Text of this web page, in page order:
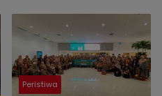
hingga Layanan Purnajual
Peristiwa